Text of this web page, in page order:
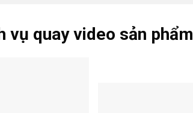
vụ quay video sản phẩm